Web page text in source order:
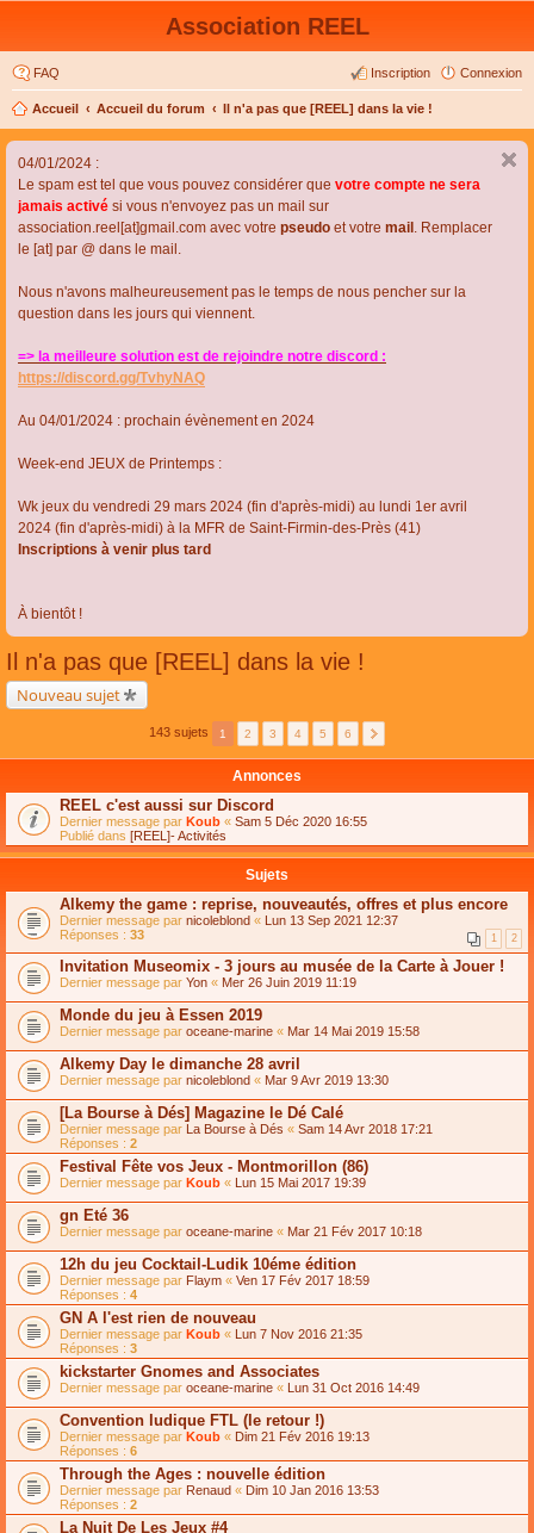
Association REEL
FAQ Connexion
Inscription
Accueil Accueil du forum Il n'a pas que [REEL] dans la vie !
04/01/2024 :
Le spam est tel que vous pouvez considérer que votre compte ne sera
jamais activé si vous n'envoyez pas un mail sur
association.reel[at]gmail.com avec votre pseudo et votre mail . Remplacer
le [at] par @ dans le mail.
Nous n'avons malheureusement pas le temps de nous pencher sur la
question dans les jours qui viennent.
=> la meilleure solution est de rejoindre notre discord :
https://discord.gg/TvhyNAQ
Au 04/01/2024 : prochain évènement en 2024
Week-end JEUX de Printemps :
Wk jeux du vendredi 29 mars 2024 (fin d'après-midi) au lundi 1er avril
2024 (fin d'après-midi) à la MFR de Saint-Firmin-des-Près (41)
Inscriptions à venir plus tard
À bientôt !
Il n'a pas que [REEL] dans la vie !
Nouveau sujet
143 sujets 1 2 3 4 5 6
Annonces
REEL c'est aussi sur Discord
Dernier message par Koub « Sam 5 Déc 2020 16:55
Publié dans [REEL]- Activités
Sujets
Alkemy the game : reprise, nouveautés, offres et plus encore
Dernier message par nicoleblond « Lun 13 Sep 2021 12:37
Réponses : 33 1 2
Invitation Museomix - 3 jours au musée de la Carte à Jouer !
Dernier message par Yon « Mer 26 Juin 2019 11:19
Monde du jeu à Essen 2019
Dernier message par oceane-marine « Mar 14 Mai 2019 15:58
Alkemy Day le dimanche 28 avril
Dernier message par nicoleblond « Mar 9 Avr 2019 13:30
[La Bourse à Dés] Magazine le Dé Calé
Dernier message par La Bourse à Dés « Sam 14 Avr 2018 17:21
Réponses : 2
Festival Fête vos Jeux - Montmorillon (86)
Dernier message par Koub « Lun 15 Mai 2017 19:39
gn Eté 36
Dernier message par oceane-marine « Mar 21 Fév 2017 10:18
12h du jeu Cocktail-Ludik 10éme édition
Dernier message par Flaym « Ven 17 Fév 2017 18:59
Réponses : 4
GN A l'est rien de nouveau
Dernier message par Koub « Lun 7 Nov 2016 21:35
Réponses : 3
kickstarter Gnomes and Associates
Dernier message par oceane-marine « Lun 31 Oct 2016 14:49
Convention ludique FTL (le retour !)
Dernier message par Koub « Dim 21 Fév 2016 19:13
Réponses : 6
Through the Ages : nouvelle édition
Dernier message par Renaud « Dim 10 Jan 2016 13:53
Réponses : 2
La Nuit De Les Jeux #4